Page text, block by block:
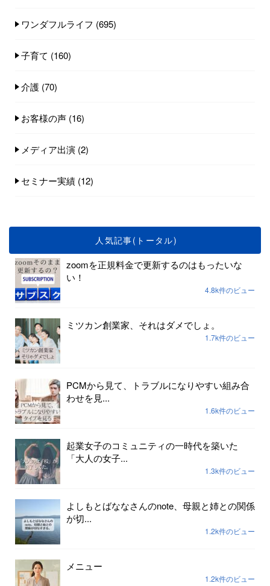
ワンダフルライフ (695)
子育て (160)
介護 (70)
お客様の声 (16)
メディア出演 (2)
セミナー実績 (12)
人気記事(トータル)
zoomを正規料金で更新するのはもったいな
い！
4.8k件のビュー
ミツカン創業家、それはダメでしょ。
1.7k件のビュー
PCMから見て、トラブルになりやすい組み合
わせを見...
1.6k件のビュー
起業女子のコミュニティの一時代を築いた
「大人の女子...
1.3k件のビュー
よしもとばななさんのnote、母親と姉との関係
が切...
1.2k件のビュー
メニュー
1.2k件のビュー